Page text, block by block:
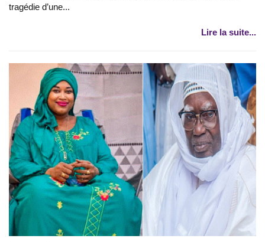
tragédie d’une...
Lire la suite...